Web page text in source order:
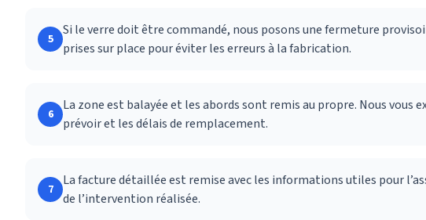
5
Si le verre doit être commandé, nous posons une fermeture
prises sur place pour éviter les erreurs à la fabrication.
6
La zone est balayée et les abords sont remis au propre. Nous vous
prévoir et les délais de remplacement.
7
La facture détaillée est remise avec les informations utiles pour
de l’intervention réalisée.